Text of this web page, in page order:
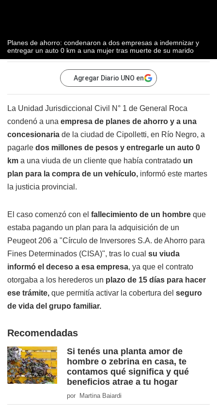
Planes de ahorro: condenaron a dos empresas a indemnizar y
entregar un auto 0 km a una mujer tras muerte de su marido
Agregar Diario UNO en
La Unidad Jurisdiccional Civil N° 1 de General Roca
condenó a una empresa de planes de ahorro y a una
concesionaria de la ciudad de Cipolletti, en Río Negro, a
pagarle dos millones de pesos y entregarle un auto 0
km a una viuda de un cliente que había contratado un
plan para la compra de un vehículo, informó este martes
la justicia provincial.
El caso comenzó con el fallecimiento de un hombre que
estaba pagando un plan para la adquisición de un
Peugeot 206 a "Círculo de Inversores S.A. de Ahorro para
Fines Determinados (CISA)", tras lo cual su viuda
informó el deceso a esa empresa, ya que el contrato
otorgaba a los herederos un plazo de 15 días para hacer
ese trámite, que permitía activar la cobertura del seguro
de vida del grupo familiar.
Recomendadas
Si tenés una planta amor de
hombre o zebrina en casa, te
contamos qué significa y qué
beneficios atrae a tu hogar
por Martina Baiardi